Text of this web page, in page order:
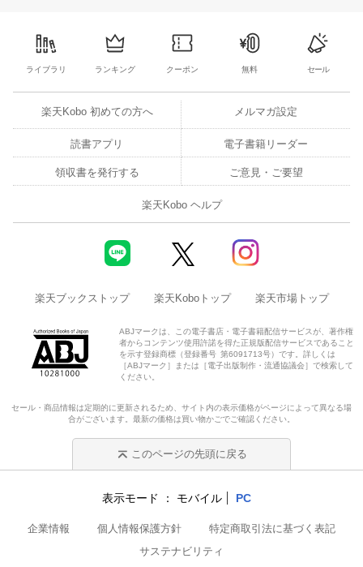
ライブラリ ランキング クーポン 無料 セール
楽天Kobo 初めての方へ メルマガ設定
読書アプリ 電子書籍リーダー
領収書を発行する ご意見・ご要望
楽天Kobo ヘルプ
楽天ブックストップ 楽天Koboトップ 楽天市場トップ
ABJマークは、この電子書店・電子書籍配信サービスが、著作権
者からコンテンツ使用許諾を得た正規版配信サービスであること
を示す登録商標（登録番号 第6091713号）です。詳しくは
［ABJマーク］または［電子出版制作・流通協議会］で検索して
ください。
セール・商品情報は定期的に更新されるため、サイト内の表示価格がページによって異なる場
合がございます。最新の価格は買い物かごでご確認ください。
このページの先頭に戻る
表示モード モバイル PC
企業情報 個人情報保護方針
特定商取引法に基づく表記
サステナビリティ